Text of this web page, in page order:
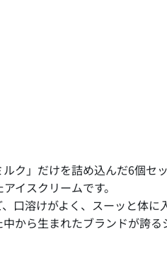
ク」だけを詰め込んだ6個セッ
イスクリームです。
口溶けがよく、スーッと体
から生まれたブランドが誇る